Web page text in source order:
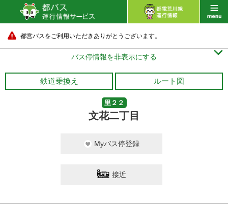
都営バスをご利用いただきありがとうございます。
バス停情報を非表示にする 
鉄道乗換え ルート図
里２２
文花二丁目
Myバス停登録
接近